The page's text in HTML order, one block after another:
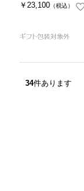
￥23,100 （税込）
34件あります